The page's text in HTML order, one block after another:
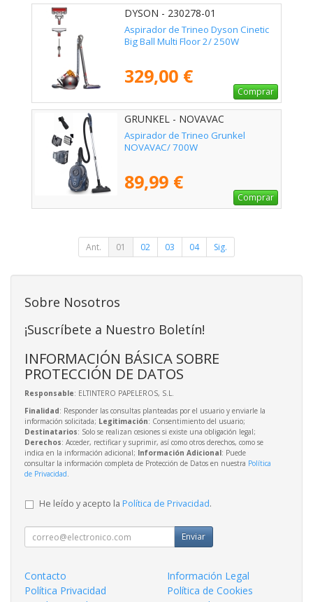
DYSON - 230278-01
Aspirador de Trineo Dyson Cinetic
Big Ball Multi Floor 2/ 250W
329,00 €
Comprar
GRUNKEL - NOVAVAC
Aspirador de Trineo Grunkel
NOVAVAC/ 700W
89,99 €
Comprar
Ant. 01 02 03 04 Sig.
Sobre Nosotros
¡Suscríbete a Nuestro Boletín!
INFORMACIÓN BÁSICA SOBRE
PROTECCIÓN DE DATOS
Responsable: ELTINTERO PAPELEROS, S.L.
Finalidad: Responder las consultas planteadas por el usuario y enviarle la
información solicitada; Legitimación: Consentimiento del usuario;
Destinatarios: Solo se realizan cesiones si existe una obligación legal;
Derechos: Acceder, rectificar y suprimir, así como otros derechos, como se
indica en la información adicional; Información Adicional: Puede
consultar la información completa de Protección de Datos en nuestra Política
de Privacidad.
He leído y acepto la Política de Privacidad.
Enviar
Contacto
Información Legal
Política Privacidad
Política de Cookies